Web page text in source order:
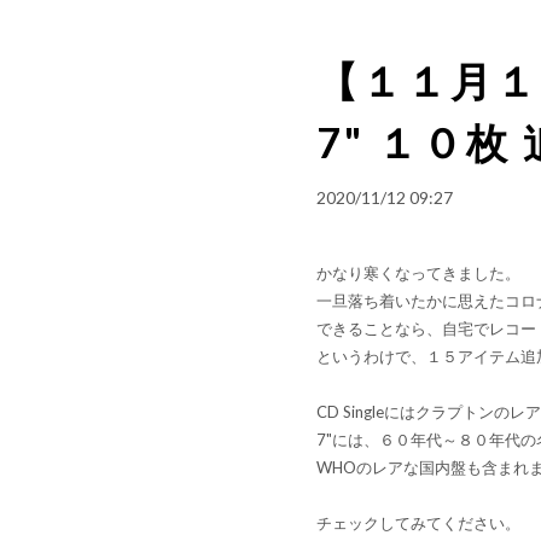
【１１月
7" １０枚
2020/11/12 09:27
かなり寒くなってきました。
一旦落ち着いたかに思えたコ
できることなら、自宅でレコ
というわけで、１５アイテム
CD Singleにはクラプトンのレ
7"には、６０年代～８０年代
WHOのレアな国内盤も含まれ
チェックしてみてください。